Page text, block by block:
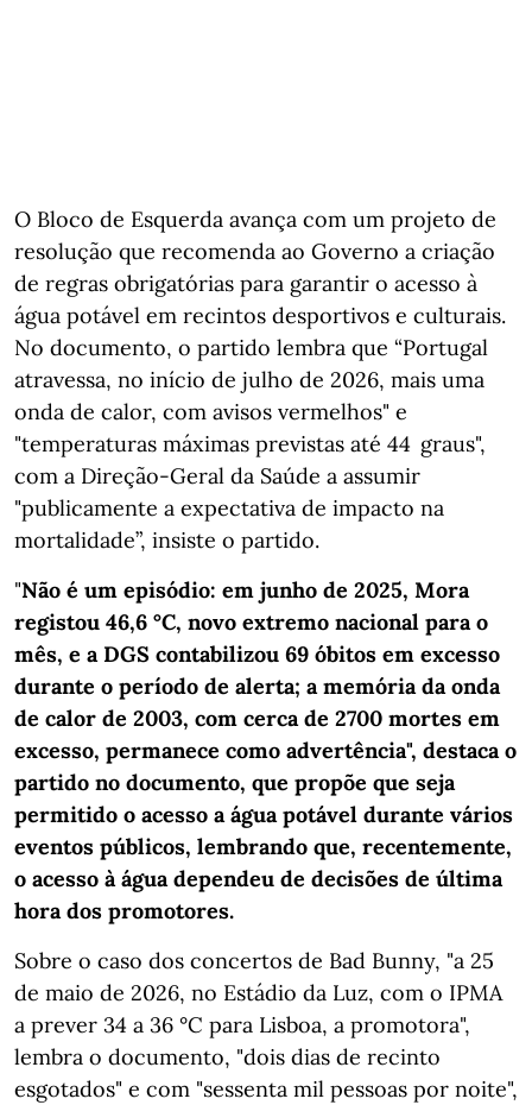
O Bloco de Esquerda avança com um projeto de
resolução que recomenda ao Governo a criação
de regras obrigatórias para garantir o acesso à
água potável em recintos desportivos e culturais.
No documento, o partido lembra que “Portugal
atravessa, no início de julho de 2026, mais uma
onda de calor, com avisos vermelhos" e
"temperaturas máximas previstas até 44 graus",
com a Direção-Geral da Saúde a assumir
"publicamente a expectativa de impacto na
mortalidade”, insiste o partido.
"Não é um episódio: em junho de 2025, Mora
registou 46,6 °C, novo extremo nacional para o
mês, e a DGS contabilizou 69 óbitos em excesso
durante o período de alerta; a memória da onda
de calor de 2003, com cerca de 2700 mortes em
excesso, permanece como advertência", destaca o
partido no documento, que propõe que seja
permitido o acesso a água potável durante vários
eventos públicos, lembrando que, recentemente,
o acesso à água dependeu de decisões de última
hora dos promotores.
Sobre o caso dos concertos de Bad Bunny, "a 25
de maio de 2026, no Estádio da Luz, com o IPMA
a prever 34 a 36 °C para Lisboa, a promotora",
lembra o documento, "dois dias de recinto
esgotados" e com "sessenta mil pessoas por noite",